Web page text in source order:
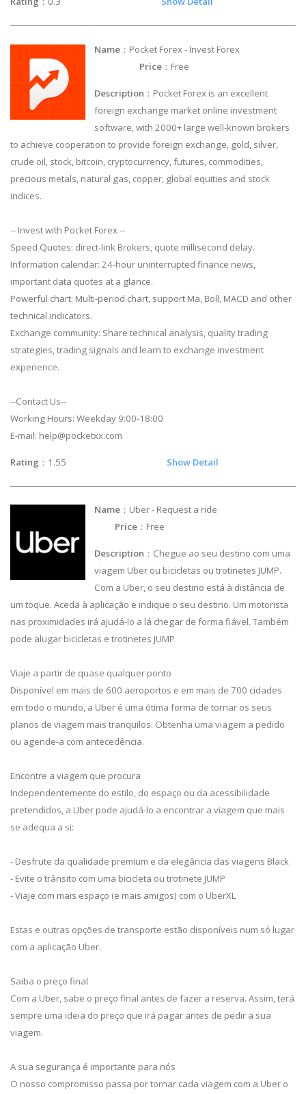
Name ：Pocket Forex - Invest Forex
Price ：Free
Description ：Pocket Forex is an excellent
foreign exchange market online investment
software, with 2000+ large well-known brokers
to achieve cooperation to provide foreign exchange, gold, silver,
crude oil, stock, bitcoin, cryptocurrency, futures, commodities,
precious metals, natural gas, copper, global equities and stock
indices.
-- Invest with Pocket Forex --
Speed Quotes: direct-link Brokers, quote millisecond delay.
Information calendar: 24-hour uninterrupted finance news,
important data quotes at a glance.
Powerful chart: Multi-period chart, support Ma, Boll, MACD and other
technical indicators.
Exchange community: Share technical analysis, quality trading
strategies, trading signals and learn to exchange investment
experience.
--Contact Us--
Working Hours: Weekday 9:00-18:00
E-mail: help@pocketxx.com
Rating ：1.55 Show Detail
Name ：Uber - Request a ride
Price ：Free
Description ：Chegue ao seu destino com uma
viagem Uber ou bicicletas ou trotinetes JUMP.
Com a Uber, o seu destino está à distância de
um toque. Aceda à aplicação e indique o seu destino. Um motorista
nas proximidades irá ajudá-lo a lá chegar de forma fiável. Também
pode alugar bicicletas e trotinetes JUMP.
Viaje a partir de quase qualquer ponto
Disponível em mais de 600 aeroportos e em mais de 700 cidades
em todo o mundo, a Uber é uma ótima forma de tornar os seus
planos de viagem mais tranquilos. Obtenha uma viagem a pedido
ou agende-a com antecedência.
Encontre a viagem que procura
Independentemente do estilo, do espaço ou da acessibilidade
pretendidos, a Uber pode ajudá-lo a encontrar a viagem que mais
se adequa a si:
- Desfrute da qualidade premium e da elegância das viagens Black
- Evite o trânsito com uma bicicleta ou trotinete JUMP
- Viaje com mais espaço (e mais amigos) com o UberXL
Estas e outras opções de transporte estão disponíveis num só lugar
com a aplicação Uber.
Saiba o preço final
Com a Uber, sabe o preço final antes de fazer a reserva. Assim, terá
sempre uma ideia do preço que irá pagar antes de pedir a sua
viagem.
A sua segurança é importante para nós
O nosso compromisso passa por tornar cada viagem com a Uber o